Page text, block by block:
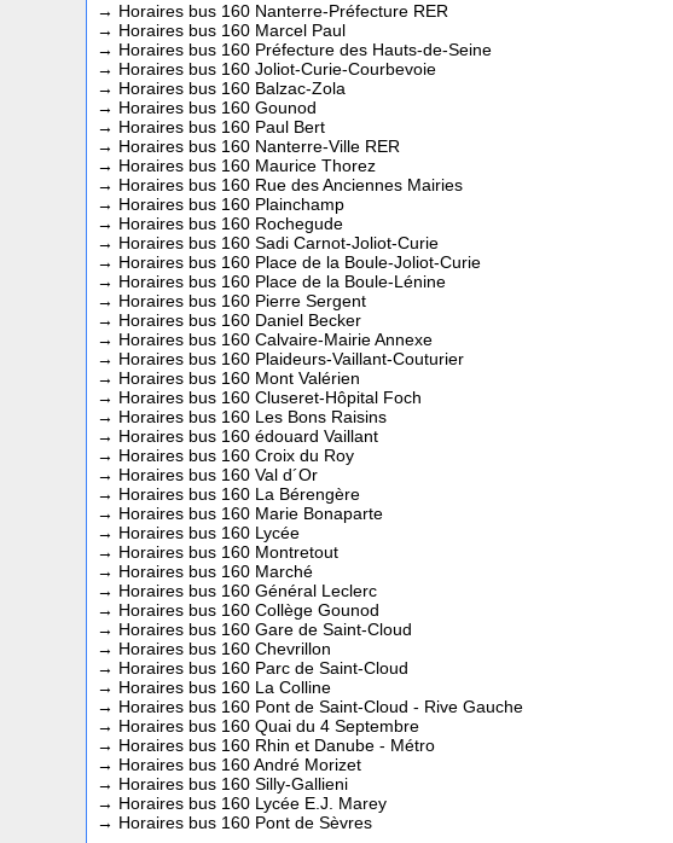
→ Horaires bus 160 Nanterre-Préfecture RER
→ Horaires bus 160 Marcel Paul
→ Horaires bus 160 Préfecture des Hauts-de-Seine
→ Horaires bus 160 Joliot-Curie-Courbevoie
→ Horaires bus 160 Balzac-Zola
→ Horaires bus 160 Gounod
→ Horaires bus 160 Paul Bert
→ Horaires bus 160 Nanterre-Ville RER
→ Horaires bus 160 Maurice Thorez
→ Horaires bus 160 Rue des Anciennes Mairies
→ Horaires bus 160 Plainchamp
→ Horaires bus 160 Rochegude
→ Horaires bus 160 Sadi Carnot-Joliot-Curie
→ Horaires bus 160 Place de la Boule-Joliot-Curie
→ Horaires bus 160 Place de la Boule-Lénine
→ Horaires bus 160 Pierre Sergent
→ Horaires bus 160 Daniel Becker
→ Horaires bus 160 Calvaire-Mairie Annexe
→ Horaires bus 160 Plaideurs-Vaillant-Couturier
→ Horaires bus 160 Mont Valérien
→ Horaires bus 160 Cluseret-Hôpital Foch
→ Horaires bus 160 Les Bons Raisins
→ Horaires bus 160 édouard Vaillant
→ Horaires bus 160 Croix du Roy
→ Horaires bus 160 Val d´Or
→ Horaires bus 160 La Bérengère
→ Horaires bus 160 Marie Bonaparte
→ Horaires bus 160 Lycée
→ Horaires bus 160 Montretout
→ Horaires bus 160 Marché
→ Horaires bus 160 Général Leclerc
→ Horaires bus 160 Collège Gounod
→ Horaires bus 160 Gare de Saint-Cloud
→ Horaires bus 160 Chevrillon
→ Horaires bus 160 Parc de Saint-Cloud
→ Horaires bus 160 La Colline
→ Horaires bus 160 Pont de Saint-Cloud - Rive Gauche
→ Horaires bus 160 Quai du 4 Septembre
→ Horaires bus 160 Rhin et Danube - Métro
→ Horaires bus 160 André Morizet
→ Horaires bus 160 Silly-Gallieni
→ Horaires bus 160 Lycée E.J. Marey
→ Horaires bus 160 Pont de Sèvres